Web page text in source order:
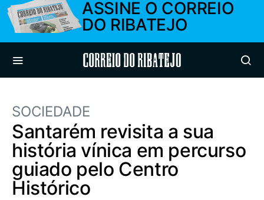
ASSINE O CORREIO
DO RIBATEJO
Correio do Ribatejo
SOCIEDADE
Santarém revisita a sua
história vínica em percurso
guiado pelo Centro
Histórico